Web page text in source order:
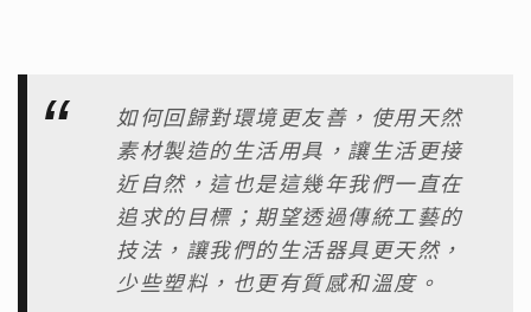
如何回歸對環境更友善，使用天然
素材製造的生活用具，讓生活更接
近自然，這也是這幾年我們一直在
追求的目標；期望透過傳統工藝的
技法，讓我們的生活器具更天然，
少些塑料，也更有質感和溫度。